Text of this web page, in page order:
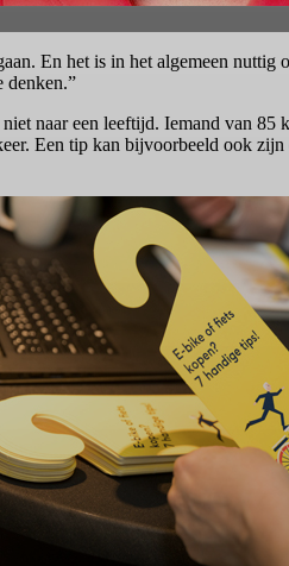
En het is in het algemeen nuttig
denken.”
naar een leeftijd. Iemand van 85
Een tip kan bijvoorbeeld ook zijn